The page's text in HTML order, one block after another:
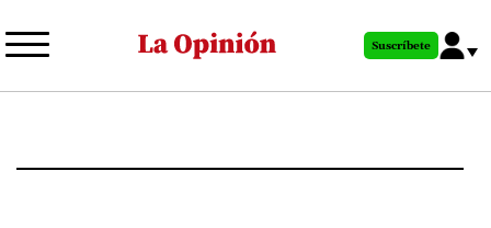
al
principal
Suscríbete